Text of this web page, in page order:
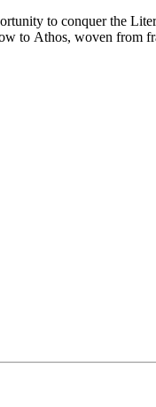
to conquer the
to Athos, woven from